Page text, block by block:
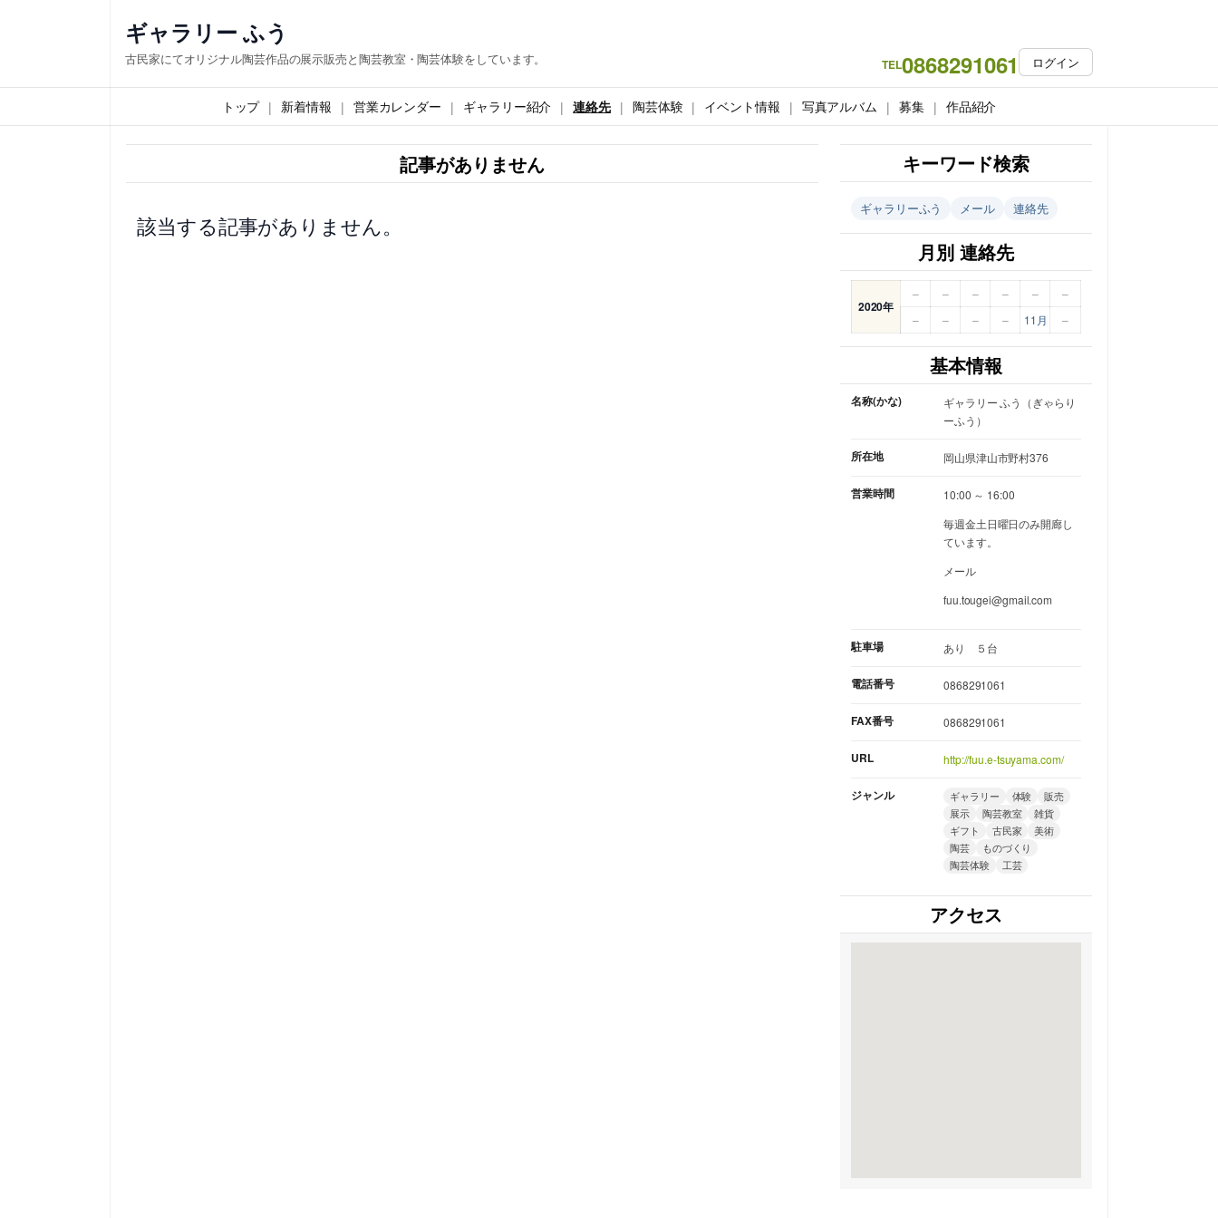
ス
キ
ギャラリー ふう
古民家にてオリジナル陶芸作品の展示販売と陶芸教室・陶芸体験をしています。 TEL0868291061 ログイン
トップ 新着情報 営業カレンダー ギャラリー紹介 連絡先 陶芸体験 イベント情報 写真アルバム 募集 作品紹介
記事がありません
該当する記事がありません。
キーワード検索
ギャラリーふう メール 連絡先
月別 連絡先
2020年
– – – – –
–
–
– – – 11月 –
基本情報
名称(かな)
ギャラリー ふう（ぎゃらり
ーふう）
所在地 岡山県津山市野村376
営業時間
10:00 ～ 16:00
毎週金土日曜日のみ開廊し
ています。
メール
fuu.tougei@gmail.com
駐車場 あり ５台
電話番号 0868291061
FAX番号 0868291061
URL http://fuu.e-tsuyama.com/
ジャンル ギャラリー 体験
販売
展示
陶芸教室
雑貨
ギフト
古民家
美術
陶芸
ものづくり
陶芸体験
工芸
アクセス